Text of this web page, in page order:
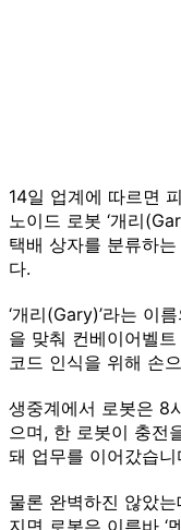
14일 업계에 따르면
노이드 로봇 ‘개리
택배 상자를 분류하
다.
‘개리(Gary)’라는 이
을 맞춰 컨베이어벨
코드 인식을 위해 손
생중계에서 로봇은 8
으며, 한 로봇이 충전
돼 업무를 이어갔습니
물론 완벽하진 않았
지면 로봇은 이른바 ‘